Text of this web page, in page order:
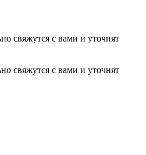
свяжутся с вами и уточнят
свяжутся с вами и уточнят